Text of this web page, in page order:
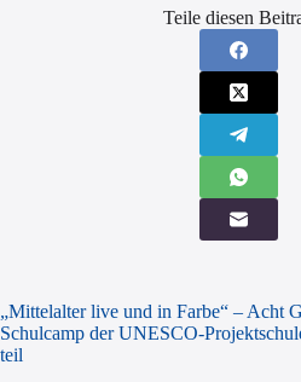
Teile diesen
„Mittelalter live und in Farbe“ – Acht
Schulcamp der UNESCO-
teil